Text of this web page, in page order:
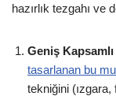
hazırlık tezgahı ve
Geniş
tasarlanan bu
tekniğini (ızgara,